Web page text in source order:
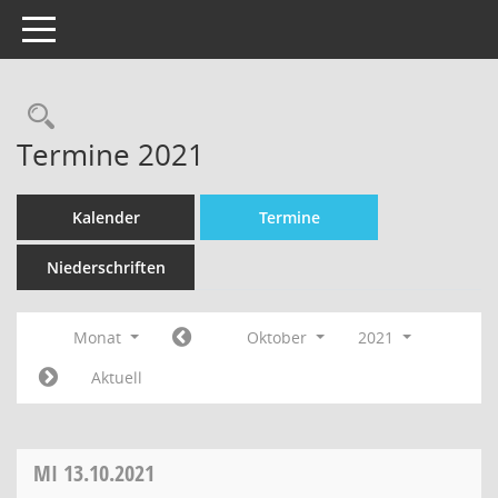
Toggle navigation
Termine 2021
Kalender Termine
Niederschriften
Monat Oktober
2021
Aktuell
MI 13.10.2021